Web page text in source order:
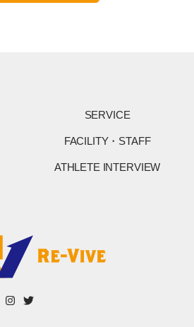
SERVICE
FACILITY・STAFF
ATHLETE INTERVIEW